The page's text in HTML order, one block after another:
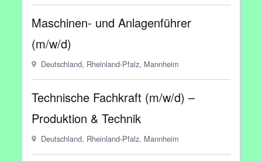
Maschinen- und Anlagenführer
(m/w/d)
Deutschland, Rheinland-Pfalz, Mannheim
Technische Fachkraft (m/w/d) –
Produktion & Technik
Deutschland, Rheinland-Pfalz, Mannheim